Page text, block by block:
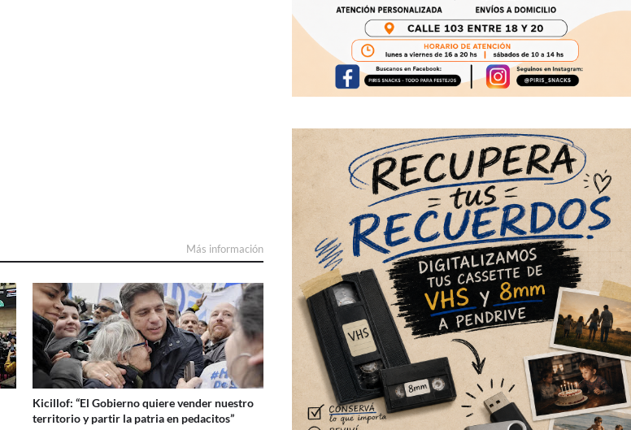
Más información
Kicillof: “El Gobierno quiere vender nuestro
territorio y partir la patria en pedacitos”